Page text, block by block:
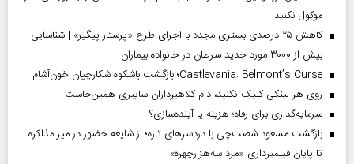
موکول نکنید
کاهش ۲۵ درصدی بستری مجدد با اجرای طرح «پرستار پیگیر» | شناسایی
بیش از ۳۰۰۰ مورد جدید سرطان در خانواده بیماران
Castlevania: Belmont’s Curse؛ بازگشت باشکوه شکارچیان خون‌آشام
روی هر لینکی کلیک نکنید، دام کلاهبرداران سایبری همین‌جاست
سرمایه‌گذاری برای رفاه؛ هزینه یا آینده‌سازی؟
بازگشت مسعود شصت‌چی با دردسر‌های تازه؛ از شایعه حضور در میز مذاکره
تا پایان فیلمبرداری «مرد سه‌هزارچهره»